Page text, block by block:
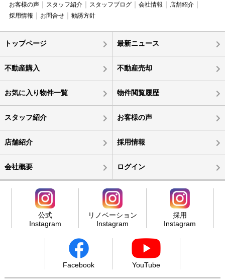
お客様の声
スタッフ紹介 スタッフブログ 会社情報
店舗紹介
採用情報
お問合せ 勧誘方針
トップページ 最新ニュース
不動産購入 不動産売却
お気に入り物件一覧 物件閲覧履歴
スタッフ紹介 お客様の声
店舗紹介 採用情報
会社概要 ログイン
公式
Instagram
リノベーション
Instagram
採用
Instagram
Facebook YouTube